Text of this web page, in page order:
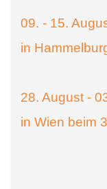
09. - 15.
in
28. August -
in Wien beim